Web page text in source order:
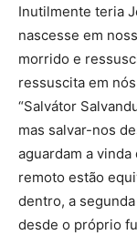
Inutilmente teria
nascesse em
morrido e
ressuscita em
“Salvátor
mas salvar-nos
aguardam a
remoto estão
dentro, a
desde o próprio